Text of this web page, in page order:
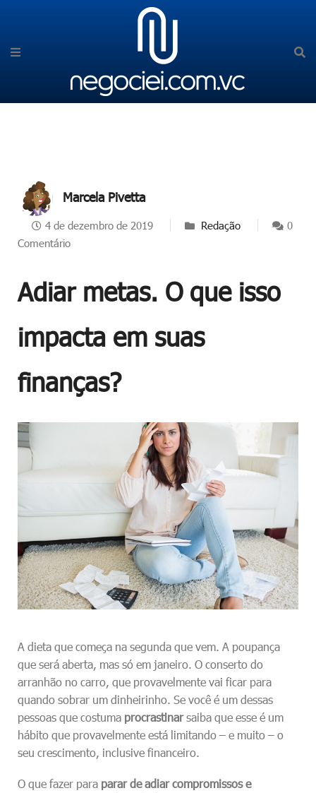
Marcela Pivetta
4 de dezembro de 2019 Redação
0
Comentário
Adiar metas. O que isso
impacta em suas
finanças?
A dieta que começa na segunda que vem. A poupança
que será aberta, mas só em janeiro. O conserto do
arranhão no carro, que provavelmente vai ficar para
quando sobrar um dinheirinho. Se você é um dessas
pessoas que costuma procrastinarsaiba que esse é um
hábito que provavelmente está limitando – e muito – o
seu crescimento, inclusive financeiro.
O que fazer para parar de adiar compromissos e